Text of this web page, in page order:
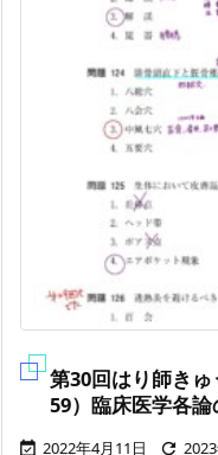
第30回はり師き
59）臨床医学各
 2022年4月11日 